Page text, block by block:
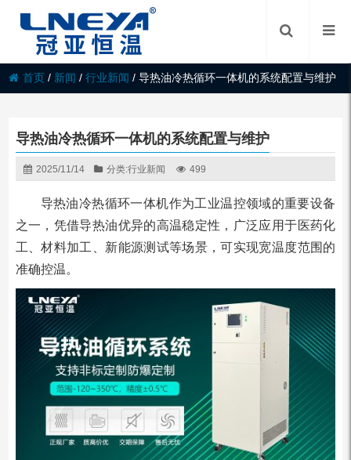
首页 / 新闻 /行业新闻 /导热油冷热循环一体机的系统配置与维护
导热油冷热循环一体机的系统配置与维护
2025/11/14 分类:行业新闻 499
导热油冷热循环一体机作为工业温控领域的重要设备
之一，凭借导热油优异的高温稳定性，广泛应用于医药化
工、材料加工、新能源测试等场景，可实现宽温度范围的
准确控温。